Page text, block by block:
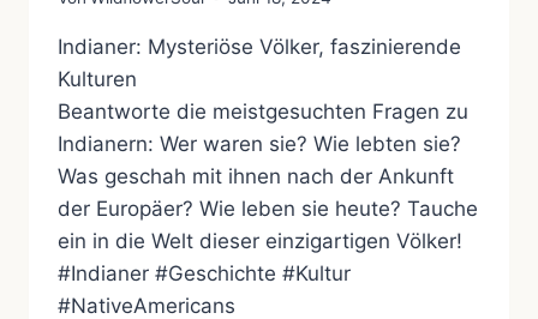
Indianer: Mysteriöse Völker, faszinierende
Kulturen
Beantworte die meistgesuchten Fragen zu
Indianern: Wer waren sie? Wie lebten sie?
Was geschah mit ihnen nach der Ankunft
der Europäer? Wie leben sie heute? Tauche
ein in die Welt dieser einzigartigen Völker!
#Indianer #Geschichte #Kultur
#NativeAmericans